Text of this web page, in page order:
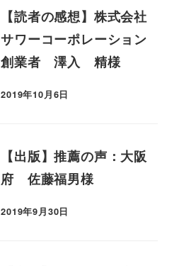
【読者の感想】株式会社
サワーコーポレーション
創業者 澤入 精様
2019年10月6日
【出版】推薦の声：大阪
府 佐藤福男様
2019年9月30日